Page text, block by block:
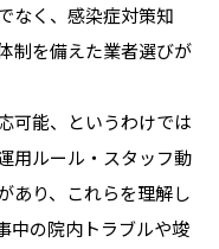
なく、感染症対策知
制を備えた業者選びが
可能、というわけでは
用ルール・スタッフ動
あり、これらを理解し
中の院内トラブルや竣